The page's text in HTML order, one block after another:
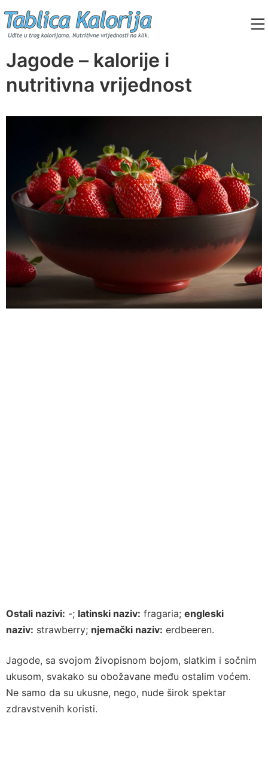
to
content
Tablica Kalorija
Jagode – kalorije i
nutritivna vrijednost
Ostali nazivi: -; latinski naziv: fragaria; engleski
naziv: strawberry; njemački naziv: erdbeeren.
Jagode, sa svojom živopisnom bojom, slatkim i sočnim
ukusom, svakako su obožavane među ostalim voćem.
Ne samo da su ukusne, nego, nude širok spektar
zdravstvenih koristi.